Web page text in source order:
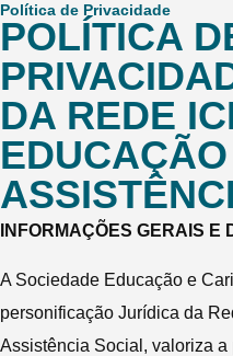
Política de Privacidade
POLÍTICA
DA REDE
INFORMAÇÕES GERAIS E
A Sociedade Educação e
personificação Jurídica da
Assistência Social, valoriza